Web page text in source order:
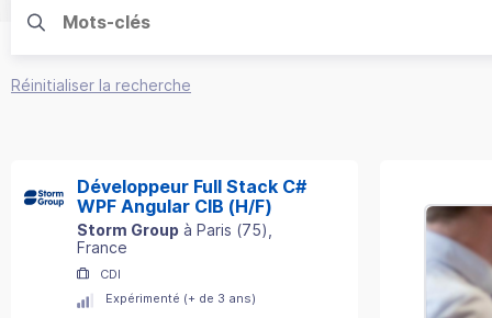
Réinitialiser la recherche
Développeur Full Stack C#
WPF Angular CIB (H/F)
Storm Group à Paris (75)
France
CDI
Expérimenté (+ de 3 ans)